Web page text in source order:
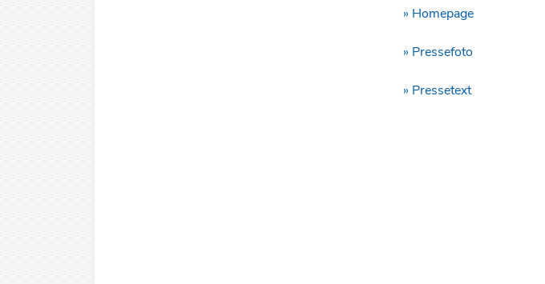
» Homepage
» Pressefoto
» Pressetext